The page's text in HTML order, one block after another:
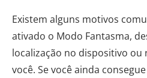
Existem alguns motivos
ativado o Modo Fantasma,
localização no dispositivo
você. Se você ainda